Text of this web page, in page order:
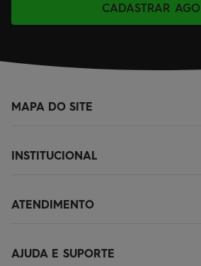
CADASTRAR
MAPA DO SITE
OUTLET
INSTITUCIONAL
ATENDIMENTO
AJUDA E SUPORTE